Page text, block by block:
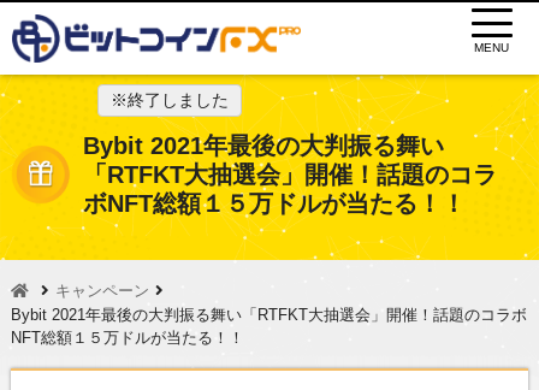
MENU
※終了しました
Bybit 2021年最後の大判振る舞い
「RTFKT大抽選会」開催！話題のコラ
ボNFT総額１５万ドルが当たる！！
キャンペーン
Bybit 2021年最後の大判振る舞い「RTFKT大抽選会」開催！話題のコラボ
NFT総額１５万ドルが当たる！！